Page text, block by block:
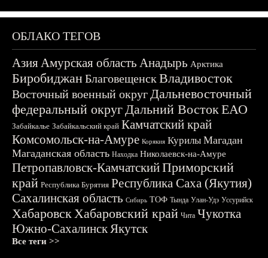
ОБЛАКО ТЕГОВ
АзияАмурская область Анадырь Арктика
БиробиджанБлаговещенскВладивосток
Восточный военный округДальневосточный
федеральный округДальний ВостокЕАО
Забайкалье Забайкальский край Камчатский край
Комсомольск-на-Амуре Корякия Курилы Магадан
Магаданская область Находка Николаевск-на-Амуре
Петропавловск-КамчатскийПриморский
край Республика Бурятия Республика Саха (Якутия)
Сахалинская область Сибирь ТОФ Тында Улан-Удэ Уссурийск
ХабаровскХабаровский край Чита Чукотка
Южно-СахалинскЯкутск
Все теги >>